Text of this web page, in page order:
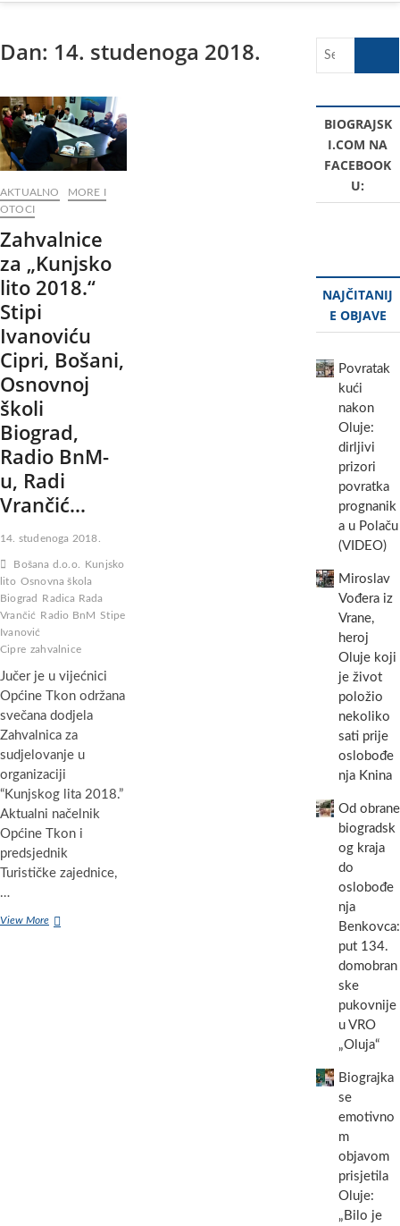
Dan: 14. studenoga 2018.
AKTUALNO
MORE I
OTOCI
Zahvalnice
za „Kunjsko
lito 2018.“
Stipi
Ivanoviću
Cipri, Bošani,
Osnovnoj
školi
Biograd,
Radio BnM-
u, Radi
Vrančić…
14. studenoga 2018.
Bošana d.o.o.
Kunjsko
lito Osnovna škola
Biograd
Radica Rada
Vrančić Radio BnM Stipe
Ivanović
Cipre zahvalnice
Jučer je u vijećnici
Općine Tkon održana
svečana dodjela
Zahvalnica za
sudjelovanje u
organizaciji
“Kunjskog lita 2018.”
Aktualni načelnik
Općine Tkon i
predsjednik
Turističke zajednice,
…
View MoreZahvalnice
BIOGRAJSK
I.COM NA
FACEBOOK
U:
NAJČITANIJ
E OBJAVE
Povratak
kući
nakon
Oluje:
dirljivi
prizori
povratka
prognanik
a u Polaču
(VIDEO)
Miroslav
Vođera iz
Vrane,
heroj
Oluje koji
je život
položio
nekoliko
sati prije
oslobođe
nja Knina
Od obrane
biogradsk
og kraja
do
oslobođe
nja
Benkovca:
put 134.
domobran
ske
pukovnije
u VRO
„Oluja“
Biograjka
se
emotivno
m
objavom
prisjetila
Oluje:
„Bilo je